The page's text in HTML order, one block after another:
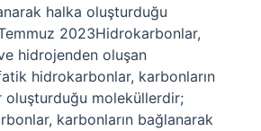
halka oluşturduğu
2023Hidrokarbonlar,
hidrojenden oluşan
hidrokarbonlar, karbonların
oluşturduğu moleküllerdir;
karbonların bağlanarak